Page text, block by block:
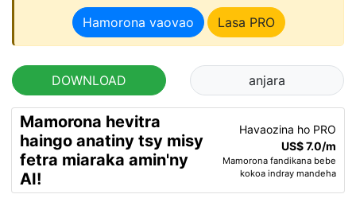
Hamorona vaovao Lasa PRO
DOWNLOAD anjara
Mamorona hevitra
haingo anatiny tsy misy
fetra miaraka amin'ny
AI!
Havaozina ho PRO
US$ 7.0/m
Mamorona fandikana bebe
kokoa indray mandeha